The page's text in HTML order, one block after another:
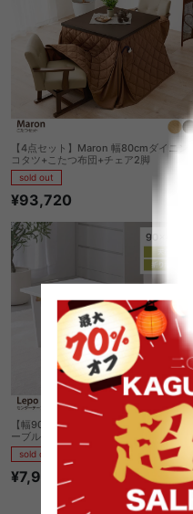
【4点セット】Maron 幅80cmダイニング
コタツ+こたつ布団+チェア2脚
sold out
¥93,720
【幅90cm】Lepo 折りたたみセンターテ
ーブル
sold out
¥7,999